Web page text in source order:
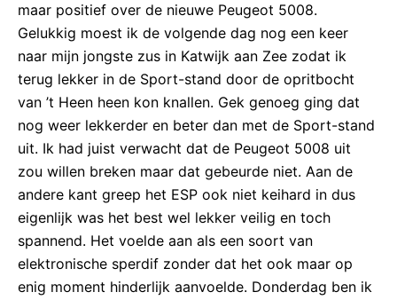
maar positief over de nieuwe Peugeot 5008.
Gelukkig moest ik de volgende dag nog een keer
naar mijn jongste zus in Katwijk aan Zee zodat ik
terug lekker in de Sport-stand door de opritbocht
van ’t Heen heen kon knallen. Gek genoeg ging dat
nog weer lekkerder en beter dan met de Sport-stand
uit. Ik had juist verwacht dat de Peugeot 5008 uit
zou willen breken maar dat gebeurde niet. Aan de
andere kant greep het ESP ook niet keihard in dus
eigenlijk was het best wel lekker veilig en toch
spannend. Het voelde aan als een soort van
elektronische sperdif zonder dat het ook maar op
enig moment hinderlijk aanvoelde. Donderdag ben ik